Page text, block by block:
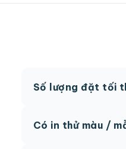
Số lượng đặt tối
Có in thử màu /